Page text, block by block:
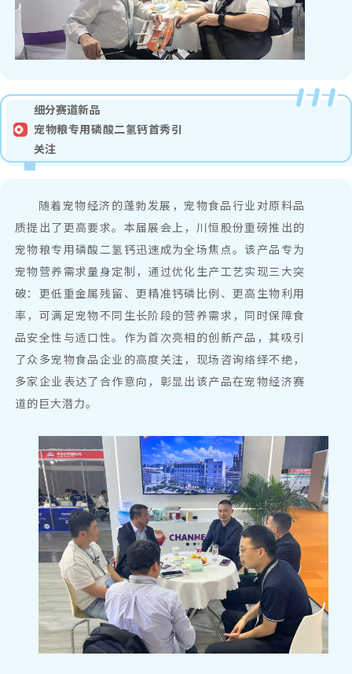
细分赛道新品
宠物粮专用磷酸二氢钙首秀引
关注
随着宠物经济的蓬勃发展，宠物食品行业对原料品
质提出了更高要求。本届展会上，川恒股份重磅推出的
宠物粮专用磷酸二氢钙迅速成为全场焦点。该产品专为
宠物营养需求量身定制，通过优化生产工艺实现三大突
破：更低重金属残留、更精准钙磷比例、更高 生物利用
率 ，可满足宠物不同生长阶段的营养需求，同时保障食
品安全性与适口性。作为首次亮相的创新产品，其吸引
了众多宠物食品企业的高度关注，现场咨询络绎不绝，
多家企业表达了合作意向，彰显出该产品在宠物经济赛
道的巨大潜力。